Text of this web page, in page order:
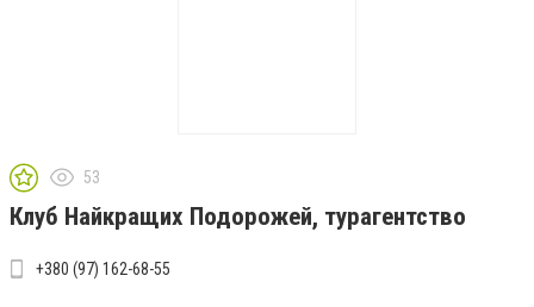
53
Клуб Найкращих Подорожей, турагентство
+380 (97) 162-68-55